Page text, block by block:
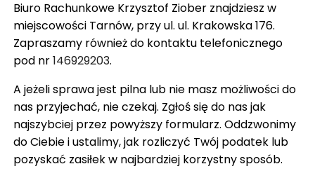
Biuro Rachunkowe Krzysztof Ziober znajdziesz w
miejscowości Tarnów, przy ul. ul. Krakowska 176.
Zapraszamy również do kontaktu telefonicznego
pod nr146929203.
A jeżeli sprawa jest pilna lub nie masz możliwości do
nas przyjechać, nie czekaj. Zgłoś się do nas jak
najszybciej przez powyższy formularz. Oddzwonimy
do Ciebie i ustalimy, jak rozliczyć Twój podatek lub
pozyskać zasiłek w najbardziej korzystny sposób.